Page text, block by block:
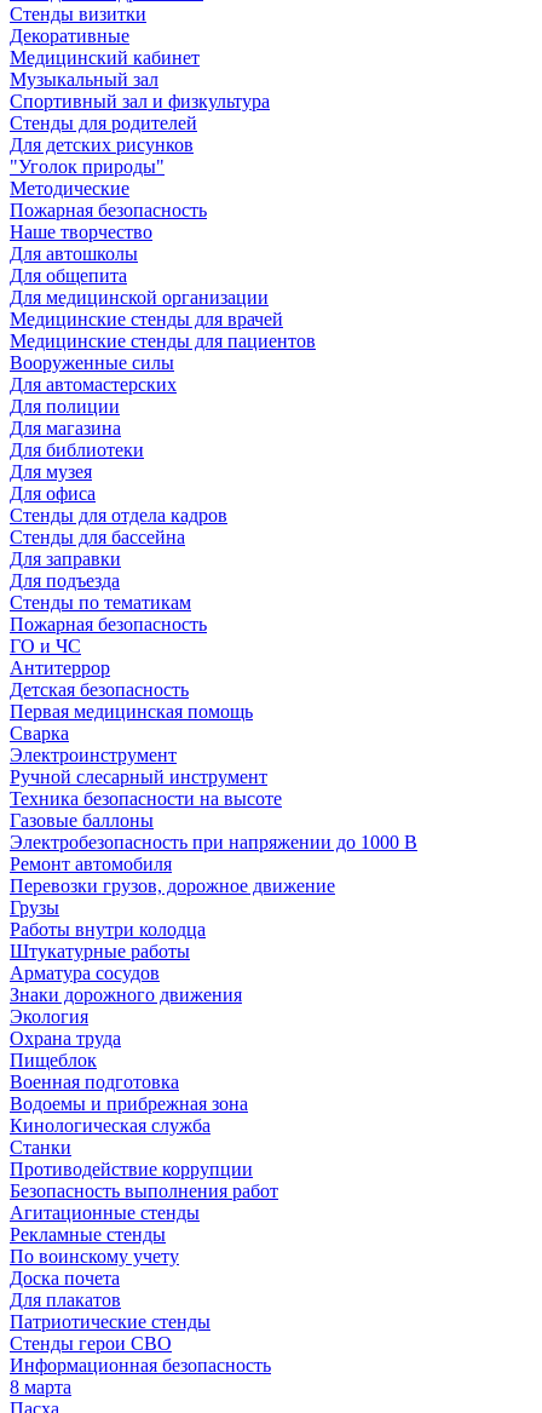
Стенды визитки
Декоративные
Медицинский кабинет
Музыкальный зал
Спортивный зал и физкультура
Стенды для родителей
Для детских рисунков
"Уголок природы"
Методические
Пожарная безопасность
Наше творчество
Для автошколы
Для общепита
Для медицинской организации
Медицинские стенды для врачей
Медицинские стенды для пациентов
Вооруженные силы
Для автомастерских
Для полиции
Для магазина
Для библиотеки
Для музея
Для офиса
Стенды для отдела кадров
Стенды для бассейна
Для заправки
Для подъезда
Стенды по тематикам
Пожарная безопасность
ГО и ЧС
Антитеррор
Детская безопасность
Первая медицинская помощь
Сварка
Электроинструмент
Ручной слесарный инструмент
Техника безопасности на высоте
Газовые баллоны
Электробезопасность при напряжении до 1000 В
Ремонт автомобиля
Перевозки грузов, дорожное движение
Грузы
Работы внутри колодца
Штукатурные работы
Арматура сосудов
Знаки дорожного движения
Экология
Охрана труда
Пищеблок
Военная подготовка
Водоемы и прибрежная зона
Кинологическая служба
Станки
Противодействие коррупции
Безопасность выполнения работ
Агитационные стенды
Рекламные стенды
По воинскому учету
Доска почета
Для плакатов
Патриотические стенды
Стенды герои СВО
Информационная безопасность
8 марта
Пасха